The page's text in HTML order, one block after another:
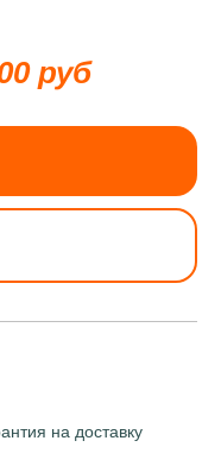
руб
на доставку